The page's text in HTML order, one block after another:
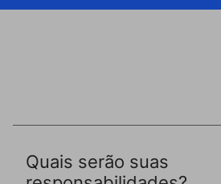
Quais serão suas